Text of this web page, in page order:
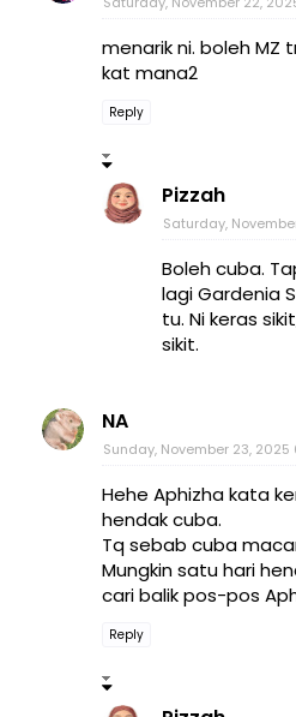
menarik ni. boleh MZ
kat mana2
Reply
Pizzah
Saturday,
Boleh cuba.
lagi Gardenia
tu. Ni keras
sikit.
NA
Sunday, November 23, 2025
Hehe Aphizha kata
hendak cuba.
Tq sebab cuba
Mungkin satu hari
cari balik pos-pos
Reply